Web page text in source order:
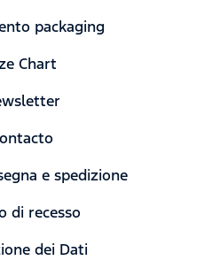
packaging
Chart
e spedizione
di recesso
dei Dati